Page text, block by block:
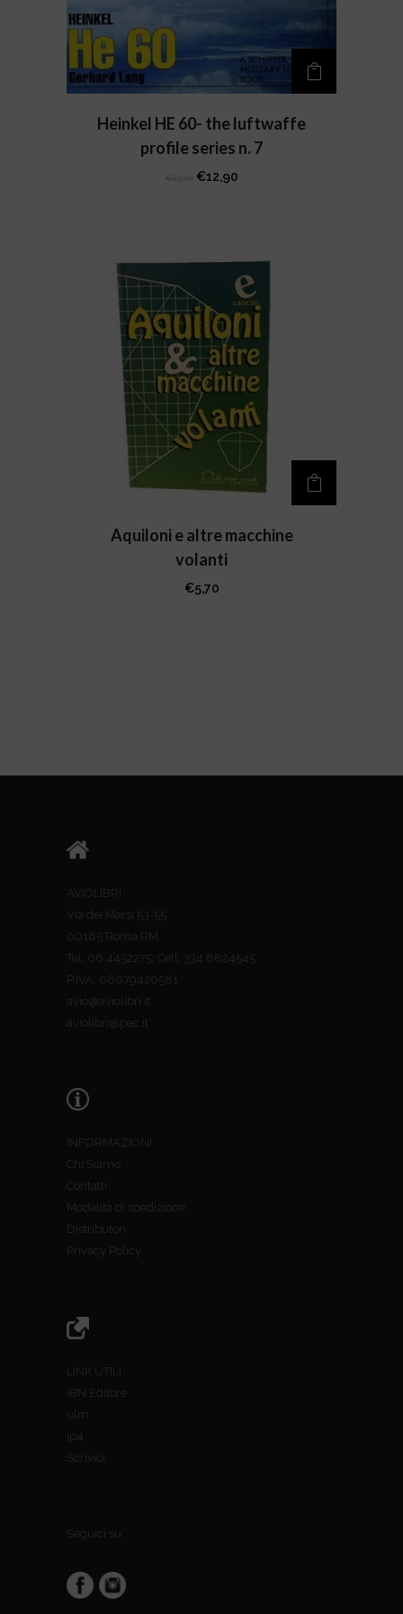
Heinkel HE 60- the luftwaffe
profile series n. 7
€ 23,50
Il
€12,90Il
Aquiloni e altre macchine
volanti
€5,70
AVIOLIBRI
Via dei Marsi 53-55
00185 Roma RM
Tel. 06.4452275; Cell. 334.8824545
P.IVA: 08679420581
avio@aviolibri.it
aviolibri@pec.it
INFORMAZIONI
Chi Siamo
Contatti
Modalità di spedizione
Distributori
Privacy Policy
LINK UTILI
IBN Editore
ulm
jp4
Scrivici
Seguici su: